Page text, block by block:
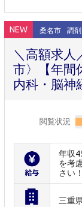
NEW 桑名市 調剤
＼高額求人
市〉【年間
内科・脳神
閲覧状況
年収
を考
さい！
三重